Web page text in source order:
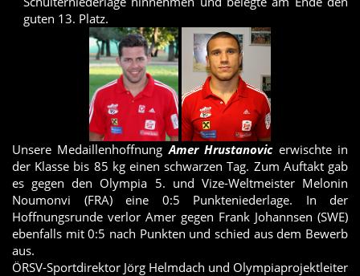
guten 13. Platz.
Unsere MedaillenhoffnungAmer Hrustanovicerwischte in
der Klasse bis 85 kg einen schwarzen Tag. Zum Auftakt gab
es gegen den Olympia 5. und Vize-Weltmeister Melonin
Noumonvi (FRA) eine 0:5 Punkteniederlage. In der
Hoffnungsrunde verlor Amer gegen Frank Johannsen (SWE)
ebenfalls mit 0:5 nach Punkten und schied aus dem Bewerb
aus.
ÖRSV-Sportdirektor Jörg Helmdach und Olympiaprojektleiter